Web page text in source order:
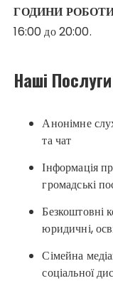
ГОДИНИ
16:00 до 20:00.
Наші Послуги
Анонімне
та чат
Інформація
громадські
Безкоштовні
юридичні,
Сімейна
соціальної